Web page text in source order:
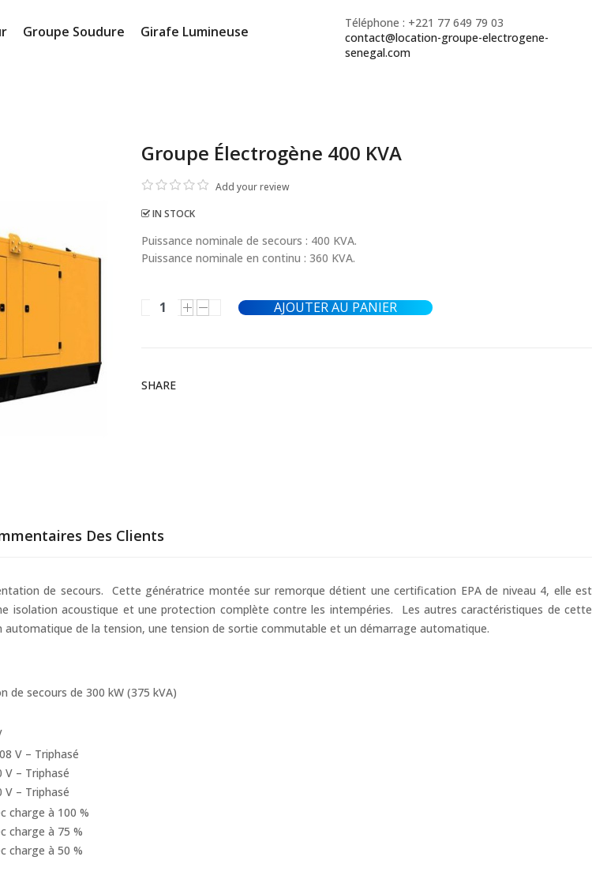
Groupe Soudure Girafe Lumineuse
Téléphone : +221 77 649 79 03
contact@location-groupe-electrogene-
senegal.com
Groupe Électrogène 400 KVA
Add your review
IN STOCK
Puissance nominale de secours : 400 KVA.
Puissance nominale en continu : 360 KVA.
SHARE
Des Clients
de secours. Cette génératrice montée sur remorque détient une certification EPA de niveau 4, elle est
isolation acoustique et une protection complète contre les intempéries. Les autres caractéristiques de cette
de la tension, une tension de sortie commutable et un démarrage automatique.
de secours de 300 kW (375 kVA)
V – Triphasé
V – Triphasé
V – Triphasé
charge à 100 %
charge à 75 %
charge à 50 %